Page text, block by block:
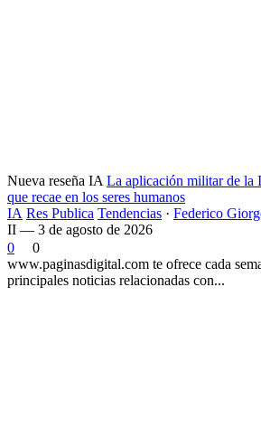
Nueva reseña IA La aplicación militar de la
que recae en los seres humanos
IA Res Publica Tendencias · Federico
II — 3 de agosto de 2026
0
0
www.paginasdigital.com te ofrece cada
principales noticias relacionadas con...